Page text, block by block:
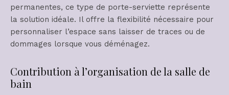
permanentes, ce type de porte-serviette représente
la solution idéale. Il offre la flexibilité nécessaire pour
personnaliser l’espace sans laisser de traces ou de
dommages lorsque vous déménagez.
Contribution à l’organisation de la salle de
bain